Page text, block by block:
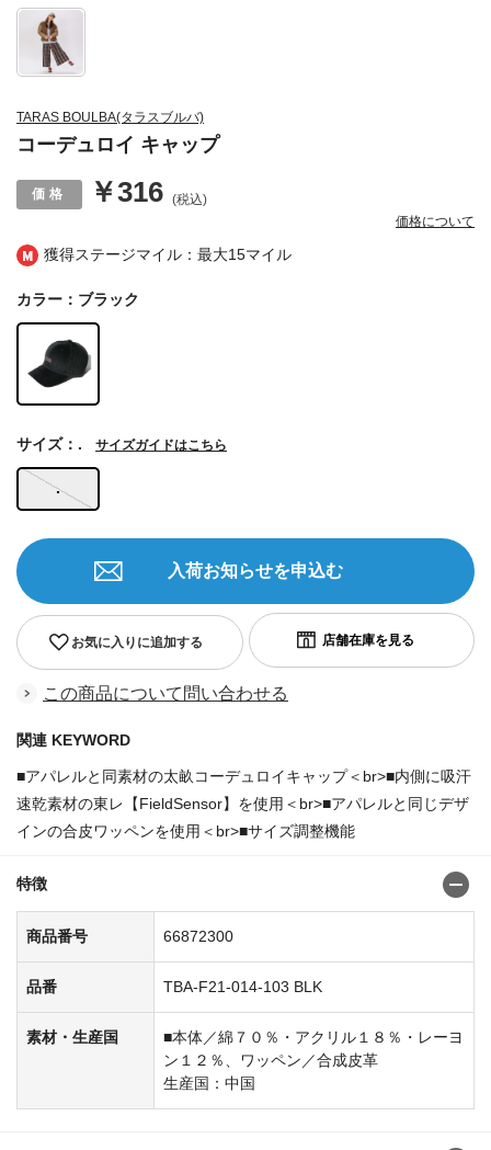
獲得ステージマイル：最大15マイル
TARAS BOULBA(タラスブルバ)
コーデュロイ キャップ
￥316 (税込)
価格について
カラー：ブラック
.
サイズ：. サイズガイドはこちら
お気に入りに追加する
入荷お知らせを申込む
この商品について問い合わせる
関連 KEYWORD
■アパレルと同素材の太畝コーデュロイキャップ＜br>■内側に吸汗
速乾素材の東レ【FieldSensor】を使用＜br>■アパレルと同じデザ
インの合皮ワッペンを使用＜br>■サイズ調整機能
特徴
商品番号 66872300
品番 TBA-F21-014-103 BLK
素材・生産国
■本体／綿７０％・アクリル１８％・レーヨ
ン１２％、ワッペン／合成皮革
生産国：中国